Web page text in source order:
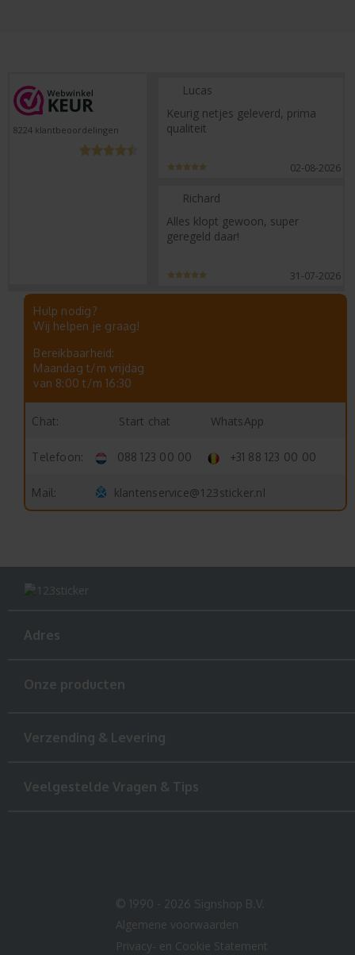
8224 klantbeoordelingen
Lucas
Keurig netjes geleverd, prima
qualiteit
02-08-2026
Richard
Alles klopt gewoon, super
geregeld daar!
31-07-2026
Hulp nodig?
Wij helpen je graag!
Bereikbaarheid:
Maandag t/m vrijdag
van 8:00 t/m 16:30
Chat: Start chat WhatsApp
Telefoon: 088 123 00 00 +31 88 123 00 00
Mail: klantenservice@123sticker.nl
Adres
Onze producten
Verzending & Levering
Veelgestelde Vragen & Tips
© 1990 - 2026 Signshop B.V.
Algemene voorwaarden
Privacy- en Cookie Statement